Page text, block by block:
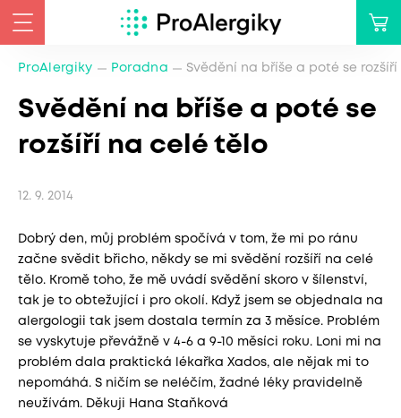
ProAlergiky Poradna Svědění na bříše a poté se
Svědění na bříše a poté se
rozšíří na celé tělo
12. 9. 2014
Dobrý den, můj problém spočívá v tom, že mi po ránu
začne svědit břicho, někdy se mi svědění rozšíří na celé
tělo. Kromě toho, že mě uvádí svědění skoro v šílenství,
tak je to obtežující i pro okolí. Když jsem se objednala na
alergologii tak jsem dostala termín za 3 měsíce. Problém
se vyskytuje převážně v 4-6 a 9-10 měsíci roku. Loni mi na
problém dala praktická lékařka Xados, ale nějak mi to
nepomáhá. S ničím se neléčím, žadné léky pravidelně
neužívám. Děkuji Hana Staňková